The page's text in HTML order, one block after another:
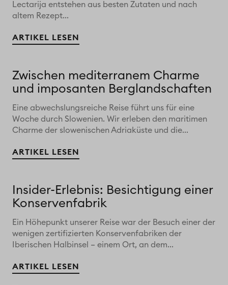
Lectarija entstehen aus besten Zutaten und nach
altem Rezept...
ARTIKEL LESEN
Zwischen mediterranem Charme
und imposanten Berglandschaften
Eine abwechslungsreiche Reise führt uns für eine
Woche durch Slowenien. Wir erleben den maritimen
Charme der slowenischen Adriaküste und die...
ARTIKEL LESEN
Insider-Erlebnis: Besichtigung einer
Konservenfabrik
Ein Höhepunkt unserer Reise war der Besuch einer der
wenigen zertifizierten Konservenfabriken der
Iberischen Halbinsel – einem Ort, an dem...
ARTIKEL LESEN